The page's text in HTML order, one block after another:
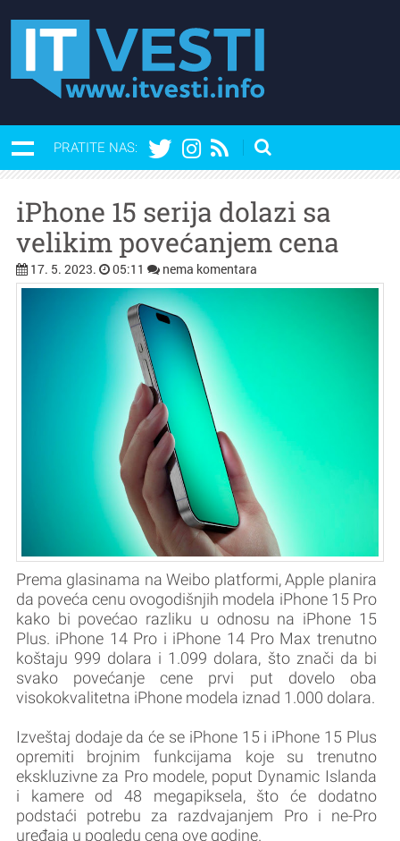
PRATITE NAS:
iPhone 15 serija dolazi sa
velikim povećanjem cena
17. 5. 2023. 05:11 nema komentara
Prema glasinama na Weibo platformi, Apple planira
da poveća cenu ovogodišnjih modela ‌iPhone 15 Pro‌
kako bi povećao razliku u odnosu na ‌iPhone 15
Plus. ‌iPhone 14 Pro‌ i ‌iPhone 14 Pro Max‌ trenutno
koštaju 999 dolara i 1.099 dolara, što znači da bi
svako povećanje cene prvi put dovelo oba
visokokvalitetna iPhone modela iznad 1.000 dolara.
Izveštaj dodaje da će se ‌iPhone 15‌ i ‌iPhone 15‌ Plus
opremiti brojnim funkcijama koje su trenutno
ekskluzivne za Pro modele, poput Dynamic Islanda
i kamere od 48 megapiksela, što će dodatno
podstaći potrebu za razdvajanjem Pro i ne-Pro
uređaja u pogledu cena ove godine.